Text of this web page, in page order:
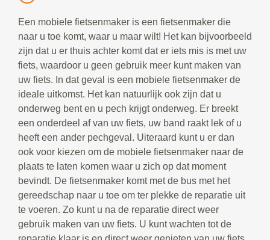
Een mobiele fietsenmaker is een fietsenmaker die
naar u toe komt, waar u maar wilt! Het kan bijvoorbeeld
zijn dat u er thuis achter komt dat er iets mis is met uw
fiets, waardoor u geen gebruik meer kunt maken van
uw fiets. In dat geval is een mobiele fietsenmaker de
ideale uitkomst. Het kan natuurlijk ook zijn dat u
onderweg bent en u pech krijgt onderweg. Er breekt
een onderdeel af van uw fiets, uw band raakt lek of u
heeft een ander pechgeval. Uiteraard kunt u er dan
ook voor kiezen om de mobiele fietsenmaker naar de
plaats te laten komen waar u zich op dat moment
bevindt. De fietsenmaker komt met de bus met het
gereedschap naar u toe om ter plekke de reparatie uit
te voeren. Zo kunt u na de reparatie direct weer
gebruik maken van uw fiets. U kunt wachten tot de